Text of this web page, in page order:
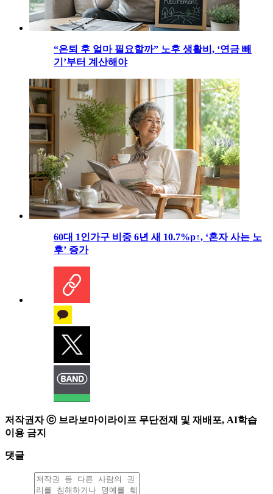
“은퇴 후 얼마 필요할까” 노후 생활비, ‘연금 빼
기’부터 계산해야
60대 1인가구 비중 6년 새 10.7%p↑, ‘혼자 사는 노
후’ 증가
저작권자 ⓒ 브라보마이라이프 무단전재 및 재배포, AI학습
이용 금지
댓글